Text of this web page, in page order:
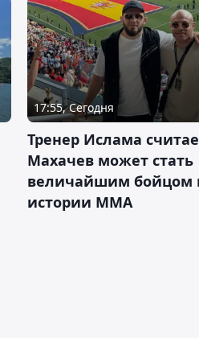
17:55, Сегодня
Тренер Ислама
Махачев может стать
величайшим бойцом
истории ММА